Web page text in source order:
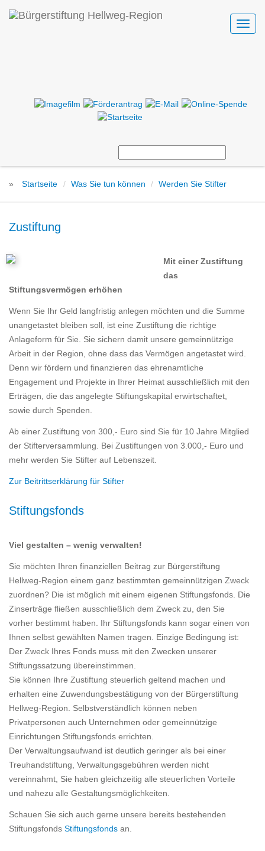
» Startseite Was Sie tun können Werden Sie Stifter
Zustiftung
Mit einer Zustiftung
das
Stiftungsvermögen erhöhen
Wenn Sie Ihr Geld langfristig anlegen möchten und die Summe
unangetastet bleiben soll, ist eine Zustiftung die richtige
Anlageform für Sie. Sie sichern damit unsere gemeinnützige
Arbeit in der Region, ohne dass das Vermögen angetastet wird.
Denn wir fördern und finanzieren das ehrenamtliche
Engagement und Projekte in Ihrer Heimat ausschließlich mit den
Erträgen, die das angelegte Stiftungskapital erwirtschaftet,
sowie durch Spenden.
Ab einer Zustiftung von 300,- Euro sind Sie für 10 Jahre Mitglied
der Stifterversammlung. Bei Zustiftungen von 3.000,- Euro und
mehr werden Sie Stifter auf Lebenszeit.
Zur Beitrittserklärung für Stifter
Stiftungsfonds
Viel gestalten – wenig verwalten!
Sie möchten Ihren finanziellen Beitrag zur Bürgerstiftung
Hellweg-Region einem ganz bestimmten gemeinnützigen Zweck
zuordnen? Die ist möglich mit einem eigenen Stiftungsfonds. Die
Zinserträge fließen ausschließlich dem Zweck zu, den Sie
vorher bestimmt haben. Ihr Stiftungsfonds kann sogar einen von
Ihnen selbst gewählten Namen tragen. Einzige Bedingung ist:
Der Zweck Ihres Fonds muss mit den Zwecken unserer
Stiftungssatzung übereinstimmen.
Sie können Ihre Zustiftung steuerlich geltend machen und
erhalten eine Zuwendungsbestätigung von der Bürgerstiftung
Hellweg-Region. Selbstverständlich können neben
Privatpersonen auch Unternehmen oder gemeinnützige
Einrichtungen Stiftungsfonds errichten.
Der Verwaltungsaufwand ist deutlich geringer als bei einer
Treuhandstiftung, Verwaltungsgebühren werden nicht
vereinnahmt, Sie haben gleichzeitig alle steuerlichen Vorteile
und nahezu alle Gestaltungsmöglichkeiten.
Schauen Sie sich auch gerne unsere bereits bestehenden
Stiftungsfonds Stiftungsfonds an.